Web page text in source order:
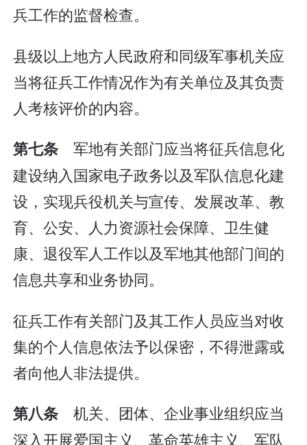
兵工作的监督检查。
县级以上地方人民政府和同级军事机关应
当将征兵工作情况作为有关单位及其负责
人考核评价的内容。
第七条 军地有关部门应当将征兵信息化
建设纳入国家电子政务以及军队信息化建
设，实现兵役机关与宣传、发展改革、教
育、公安、人力资源社会保障、卫生健
康、退役军人工作以及军地其他部门间的
信息共享和业务协同。
征兵工作有关部门及其工作人员应当对收
集的个人信息依法予以保密，不得泄露或
者向他人非法提供。
第八条 机关、团体、企业事业组织应当
深入开展爱国主义、革命英雄主义、军队